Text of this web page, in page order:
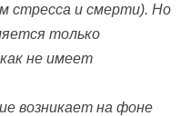
стресса и смерти). Но
только
не имеет
возникает на фоне